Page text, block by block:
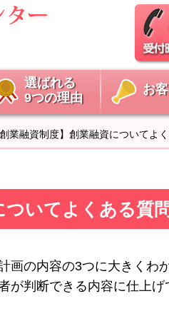
選ばれる
9つの理由
お
創業融資制度】創業融資についてよ
ついてよくある質
画の内容の3つに大きくわ
が判断できる内容に仕上